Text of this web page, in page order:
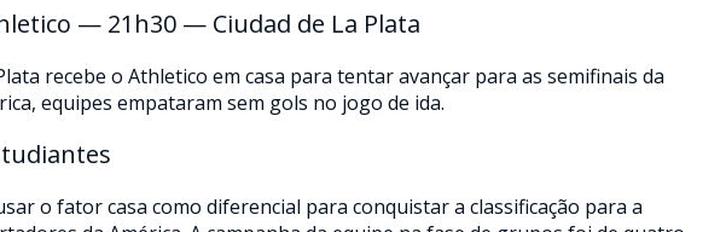
— 21h30 — Ciudad de La Plata
recebe o Athletico em casa para tentar avançar para as semifinais da
equipes empataram sem gols no jogo de ida.
o fator casa como diferencial para conquistar a classificação para a